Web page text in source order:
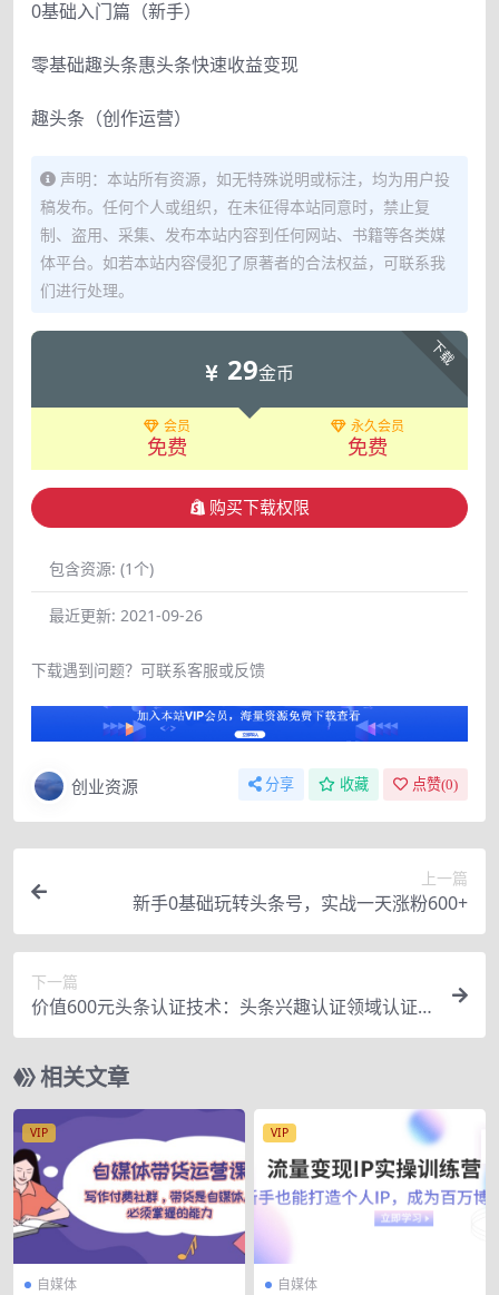
0基础入门篇（新手）
零基础趣头条惠头条快速收益变现
趣头条（创作运营）
声明：本站所有资源，如无特殊说明或标注，均为用户投
稿发布。任何个人或组织，在未征得本站同意时，禁止复
制、盗用、采集、发布本站内容到任何网站、书籍等各类媒
体平台。如若本站内容侵犯了原著者的合法权益，可联系我
们进行处理。
下载
29金币
会员
免费
永久会员
免费
购买下载权限
包含资源: (1个)
最近更新: 2021-09-26
下载遇到问题？可联系客服或反馈
创业资源 分享 收藏 点赞(0)
上一篇
新手0基础玩转头条号，实战一天涨粉600+
下一篇
价值600元头条认证技术：头条兴趣认证领域认证
准备软件
相关文章
VIP
自媒体
VIP
自媒体